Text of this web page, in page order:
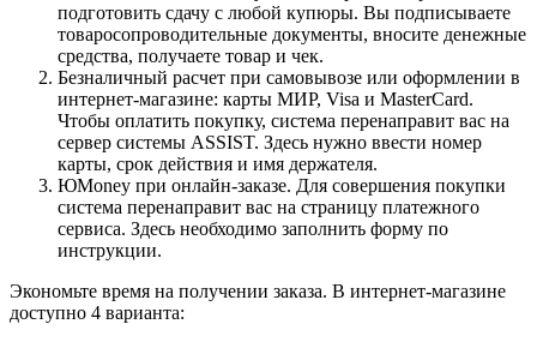
подготовить сдачу с любой купюры. Вы подписываете
товаросопроводительные документы, вносите денежные
средства, получаете товар и чек.
Безналичный расчет при самовывозе или оформлении в
интернет-магазине: карты МИР, Visa и MasterCard.
Чтобы оплатить покупку, система перенаправит вас на
сервер системы ASSIST. Здесь нужно ввести номер
карты, срок действия и имя держателя.
ЮMoney при онлайн-заказе. Для совершения покупки
система перенаправит вас на страницу платежного
сервиса. Здесь необходимо заполнить форму по
инструкции.
Экономьте время на получении заказа. В интернет-магазине
доступно 4 варианта: